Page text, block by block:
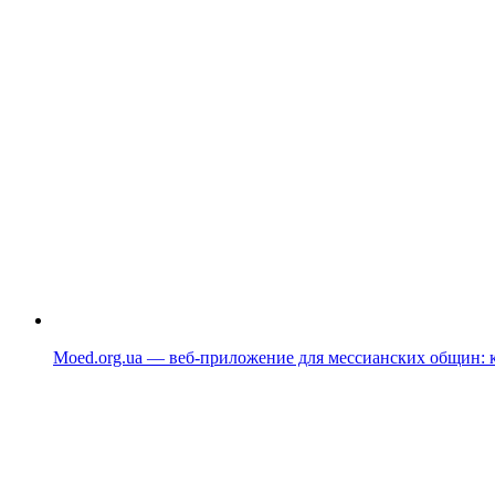
Moed.org.ua — веб-приложение для мессианских общин: